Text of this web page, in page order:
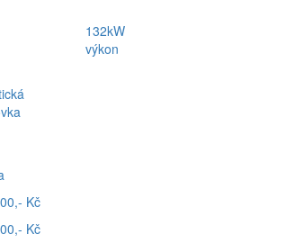
132kW
výkon
Kč
Kč